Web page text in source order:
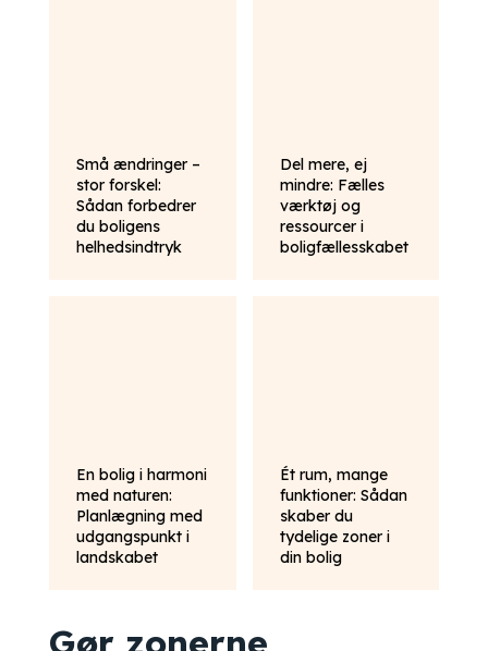
Små ændringer –
stor forskel:
Sådan forbedrer
du boligens
helhedsindtryk
Del mere, ej
mindre: Fælles
værktøj og
ressourcer i
boligfællesskabet
En bolig i harmoni
med naturen:
Planlægning med
udgangspunkt i
landskabet
Ét rum, mange
funktioner: Sådan
skaber du
tydelige zoner i
din bolig
Gør zonerne